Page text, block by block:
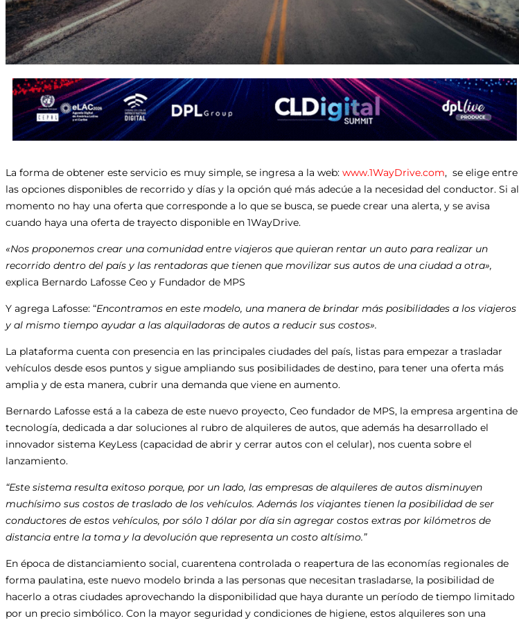
La forma de obtener este servicio es muy simple, se ingresa a la web: www.1WayDrive.com, se elige entre
las opciones disponibles de recorrido y días y la opción qué más adecúe a la necesidad del conductor. Si al
momento no hay una oferta que corresponde a lo que se busca, se puede crear una alerta, y se avisa
cuando haya una oferta de trayecto disponible en 1WayDrive.
«Nos proponemos crear una comunidad entre viajeros que quieran rentar un auto para realizar un
recorrido dentro del país y las rentadoras que tienen que movilizar sus autos de una ciudad a otra»,
explica Bernardo Lafosse Ceo y Fundador de MPS
Y agrega Lafosse: “Encontramos en este modelo, una manera de brindar más posibilidades a los viajeros
y al mismo tiempo ayudar a las alquiladoras de autos a reducir sus costos».
La plataforma cuenta con presencia en las principales ciudades del país, listas para empezar a trasladar
vehículos desde esos puntos y sigue ampliando sus posibilidades de destino, para tener una oferta más
amplia y de esta manera, cubrir una demanda que viene en aumento.
Bernardo Lafosse está a la cabeza de este nuevo proyecto, Ceo fundador de MPS, la empresa argentina de
tecnología, dedicada a dar soluciones al rubro de alquileres de autos, que además ha desarrollado el
innovador sistema KeyLess (capacidad de abrir y cerrar autos con el celular), nos cuenta sobre el
lanzamiento.
“Este sistema resulta exitoso porque, por un lado, las empresas de alquileres de autos disminuyen
muchísimo sus costos de traslado de los vehículos. Además los viajantes tienen la posibilidad de ser
conductores de estos vehículos, por sólo 1 dólar por día sin agregar costos extras por kilómetros de
distancia entre la toma y la devolución que representa un costo altísimo.”
En época de distanciamiento social, cuarentena controlada o reapertura de las economías regionales de
forma paulatina, este nuevo modelo brinda a las personas que necesitan trasladarse, la posibilidad de
hacerlo a otras ciudades aprovechando la disponibilidad que haya durante un período de tiempo limitado
por un precio simbólico. Con la mayor seguridad y condiciones de higiene, estos alquileres son una